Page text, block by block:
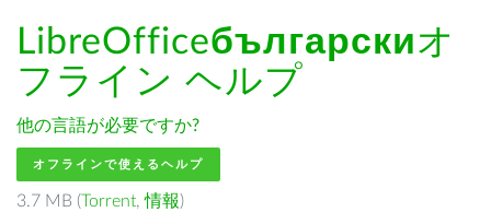
LibreOfficeбългарскиオ
フライン ヘルプ
他の言語が必要ですか?
オフラインで使えるヘルプ
3.7 MB (Torrent,情報)